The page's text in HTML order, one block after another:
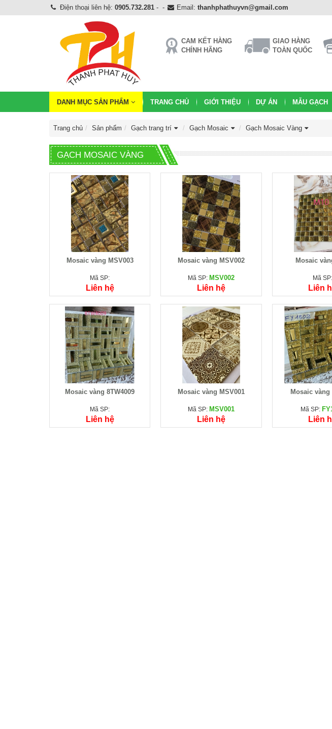
Điện thoại liên hệ: 0905.732.281- - Email:thanhphathuyvn@gmail.com
CAM KẾT HÀNG
CHÍNH HÃNG
GIAO HÀNG
TOÀN QUỐC
DANH MỤC SẢN PHẨM TRANG CHỦ GIỚI THIỆU DỰ ÁN MẪU GẠCH
Trang chủ Sản phẩm Gạch trang trí Gạch Mosaic Gạch Mosaic Vàng
GẠCH MOSAIC VÀNG
Mosaic vàng MSV003
Mã SP:
Liên hệ
Mosaic vàng MSV002
Mã SP: MSV002
Liên hệ
Mosaic
Mã SP:
Liên
Mosaic vàng 8TW4009
Mã SP:
Liên hệ
Mosaic vàng MSV001
Mã SP: MSV001
Liên hệ
Mosaic vàng
Mã SP:
Liên